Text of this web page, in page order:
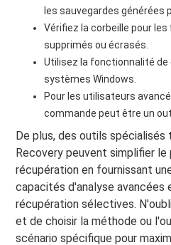
les sauvegardes générées
Vérifiez la corbeille pour
supprimés ou écrasés.
Utilisez la fonctionnalité
systèmes Windows.
Pour les utilisateurs
commande peut être un
De plus, des outils spécialisés
Recovery peuvent simplifier le
récupération en fournissant
capacités d'analyse avancées
récupération sélectives.
et de choisir la méthode ou
scénario spécifique pour